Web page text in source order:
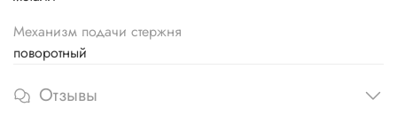
Механизм подачи стержня
поворотный
Отзывы